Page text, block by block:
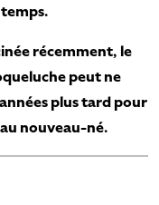
récemment, le
peut ne
plus tard pour
nouveau-né.